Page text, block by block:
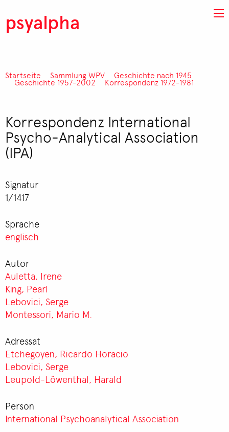
psyalpha
Pfadnavigation
Startseite Sammlung WPV Geschichte nach 1945
Geschichte 1957-2002 Korrespondenz 1972-1981
Korrespondenz International
Psycho-Analytical Association
(IPA)
Signatur
1/1417
Sprache
englisch
Autor
Auletta, Irene
King, Pearl
Lebovici, Serge
Montessori, Mario M.
Adressat
Etchegoyen, Ricardo Horacio
Lebovici, Serge
Leupold-Löwenthal, Harald
Person
International Psychoanalytical Association